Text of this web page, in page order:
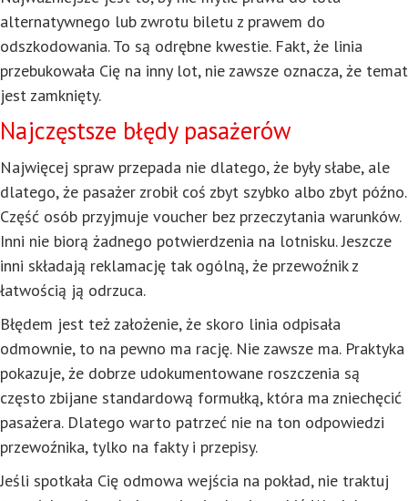
alternatywnego lub zwrotu biletu z prawem do
odszkodowania. To są odrębne kwestie. Fakt, że linia
przebukowała Cię na inny lot, nie zawsze oznacza, że temat
jest zamknięty.
Najczęstsze błędy pasażerów
Najwięcej spraw przepada nie dlatego, że były słabe, ale
dlatego, że pasażer zrobił coś zbyt szybko albo zbyt późno.
Część osób przyjmuje voucher bez przeczytania warunków.
Inni nie biorą żadnego potwierdzenia na lotnisku. Jeszcze
inni składają reklamację tak ogólną, że przewoźnik z
łatwością ją odrzuca.
Błędem jest też założenie, że skoro linia odpisała
odmownie, to na pewno ma rację. Nie zawsze ma. Praktyka
pokazuje, że dobrze udokumentowane roszczenia są
często zbijane standardową formułką, która ma zniechęcić
pasażera. Dlatego warto patrzeć nie na ton odpowiedzi
przewoźnika, tylko na fakty i przepisy.
Jeśli spotkała Cię odmowa wejścia na pokład, nie traktuj